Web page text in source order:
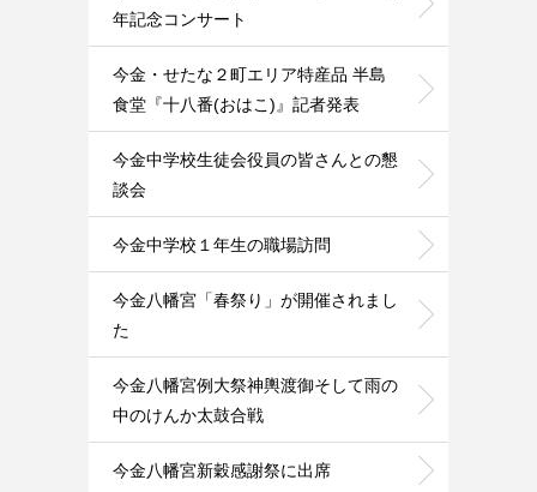
年記念コンサート
今金・せたな２町エリア特産品 半島
食堂『十八番(おはこ)』記者発表
今金中学校生徒会役員の皆さんとの懇
談会
今金中学校１年生の職場訪問
今金八幡宮「春祭り」が開催されまし
た
今金八幡宮例大祭神輿渡御そして雨の
中のけんか太鼓合戦
今金八幡宮新穀感謝祭に出席